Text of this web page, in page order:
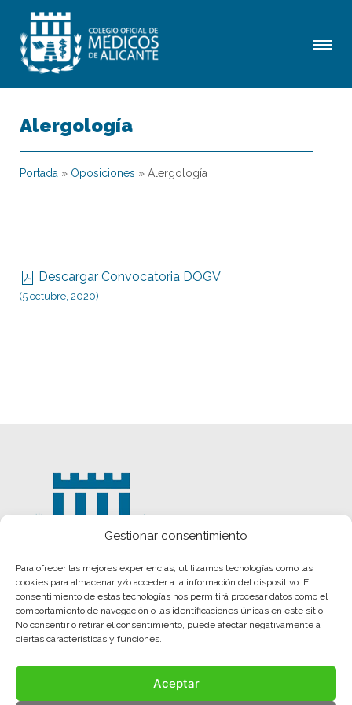
Gestionar consentimiento
Para ofrecer las mejores experiencias, utilizamos tecnologías como las
cookies para almacenar y/o acceder a la información del dispositivo. El
consentimiento de estas tecnologías nos permitirá procesar datos como el
comportamiento de navegación o las identificaciones únicas en este sitio.
No consentir o retirar el consentimiento, puede afectar negativamente a
ciertas características y funciones.
Aceptar
Alergología
Portada » Oposiciones » Alergología
Descargar Convocatoria DOGV
(5 octubre, 2020)